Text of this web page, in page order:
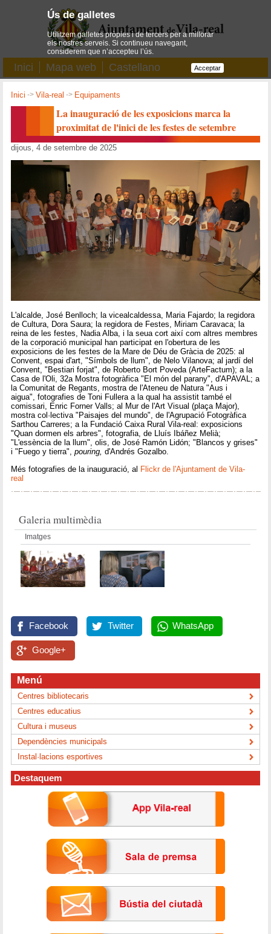
Inici Mapa web Castellano
Inici ->Vila-real -> Equipaments
La inauguració de les exposicions marca la
proximitat de l'inici de les festes de setembre
dijous, 4 de setembre de 2025
L'alcalde, José Benlloch; la vicealcaldessa, Maria Fajardo; la regidora
de Cultura, Dora Saura; la regidora de Festes, Miriam Caravaca; la
reina de les festes, Nadia Alba, i la seua cort així com altres membres
de la corporació municipal han participat en l'obertura de les
exposicions de les festes de la Mare de Déu de Gràcia de 2025: al
Convent, espai d'art, "Símbols de llum", de Nelo Vilanova; al jardí del
Convent, "Bestiari forjat", de Roberto Bort Poveda (ArteFactum); a la
Casa de l'Oli, 32a Mostra fotogràfica "El món del parany", d'APAVAL; a
la Comunitat de Regants, mostra de l'Ateneu de Natura "Aus i
aigua", fotografies de Toni Fullera a la qual ha assistit també el
comissari, Enric Forner Valls; al Mur de l'Art Visual (plaça Major),
mostra col·lectiva "Paisajes del mundo", de l'Agrupació Fotogràfica
Sarthou Carreres; a la Fundació Caixa Rural Vila-real: exposicions
"Quan dormen els arbres", fotografia, de Lluís Ibáñez Melià;
"L'essència de la llum", olis, de José Ramón Lidón; "Blancos y grises"
i "Fuego y tierra",pouring, d'Andrés Gozalbo.
Més fotografies de la inauguració, al Flickr de l'Ajuntament de Vila-
real
Galeria multimèdia
Imatges
Facebook Twitter WhatsApp
Google+
Menú
Centres bibliotecaris
Centres educatius
Cultura i museus
Dependències municipals
Instal·lacions esportives
Destaquem
Ús de galletes
Utilitzem galletes pròpies i de tercers per a millorar
els nostres serveis. Si continueu navegant,
considerem que n’accepteu l’ús.
Acceptar